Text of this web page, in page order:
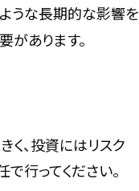
うな長期的な影響を
があります。
、投資にはリスク
行ってください。